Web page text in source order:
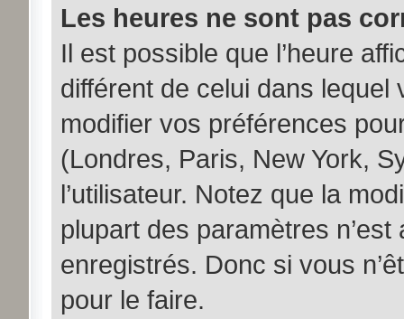
Les heures ne sont pas
Il est possible que l’heure
différent de celui dans
modifier vos préférences
(Londres, Paris, New York,
l’utilisateur. Notez que la
plupart des paramètres
enregistrés. Donc si vous
pour le faire.